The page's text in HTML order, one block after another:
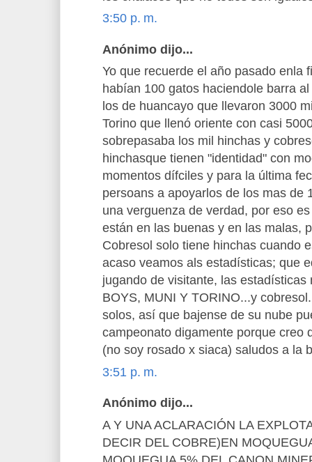
3:50 p. m.
Anónimo dijo...
Yo que recuerde el año pasado enla
habían 100 gatos haciendole barra
los de huancayo que llevaron 3000
Torino que llenó oriente con casi
sobrepasaba los mil hinchas y
hinchasque tienen "identidad" con
momentos dífciles y para la última
persoans a apoyarlos de los mas de
una verguenza de verdad, por eso
están en las buenas y en las malas,
Cobresol solo tiene hinchas cuando
acaso veamos als estadísticas; que
jugando de visitante, las estadísticas
BOYS, MUNI Y TORINO...y
solos, así que bajense de su nube
campeonato digamente porque creo
(no soy rosado x siaca) saludos a la
3:51 p. m.
Anónimo dijo...
A Y UNA ACLARACIÓN LA
DECIR DEL COBRE)EN